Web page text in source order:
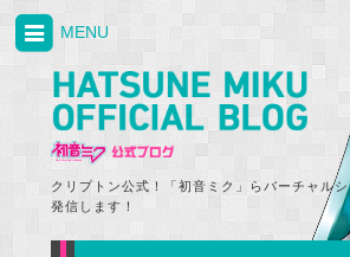
クリプトン公式！「初音ミク」らバーチャル
発信します！
MENU